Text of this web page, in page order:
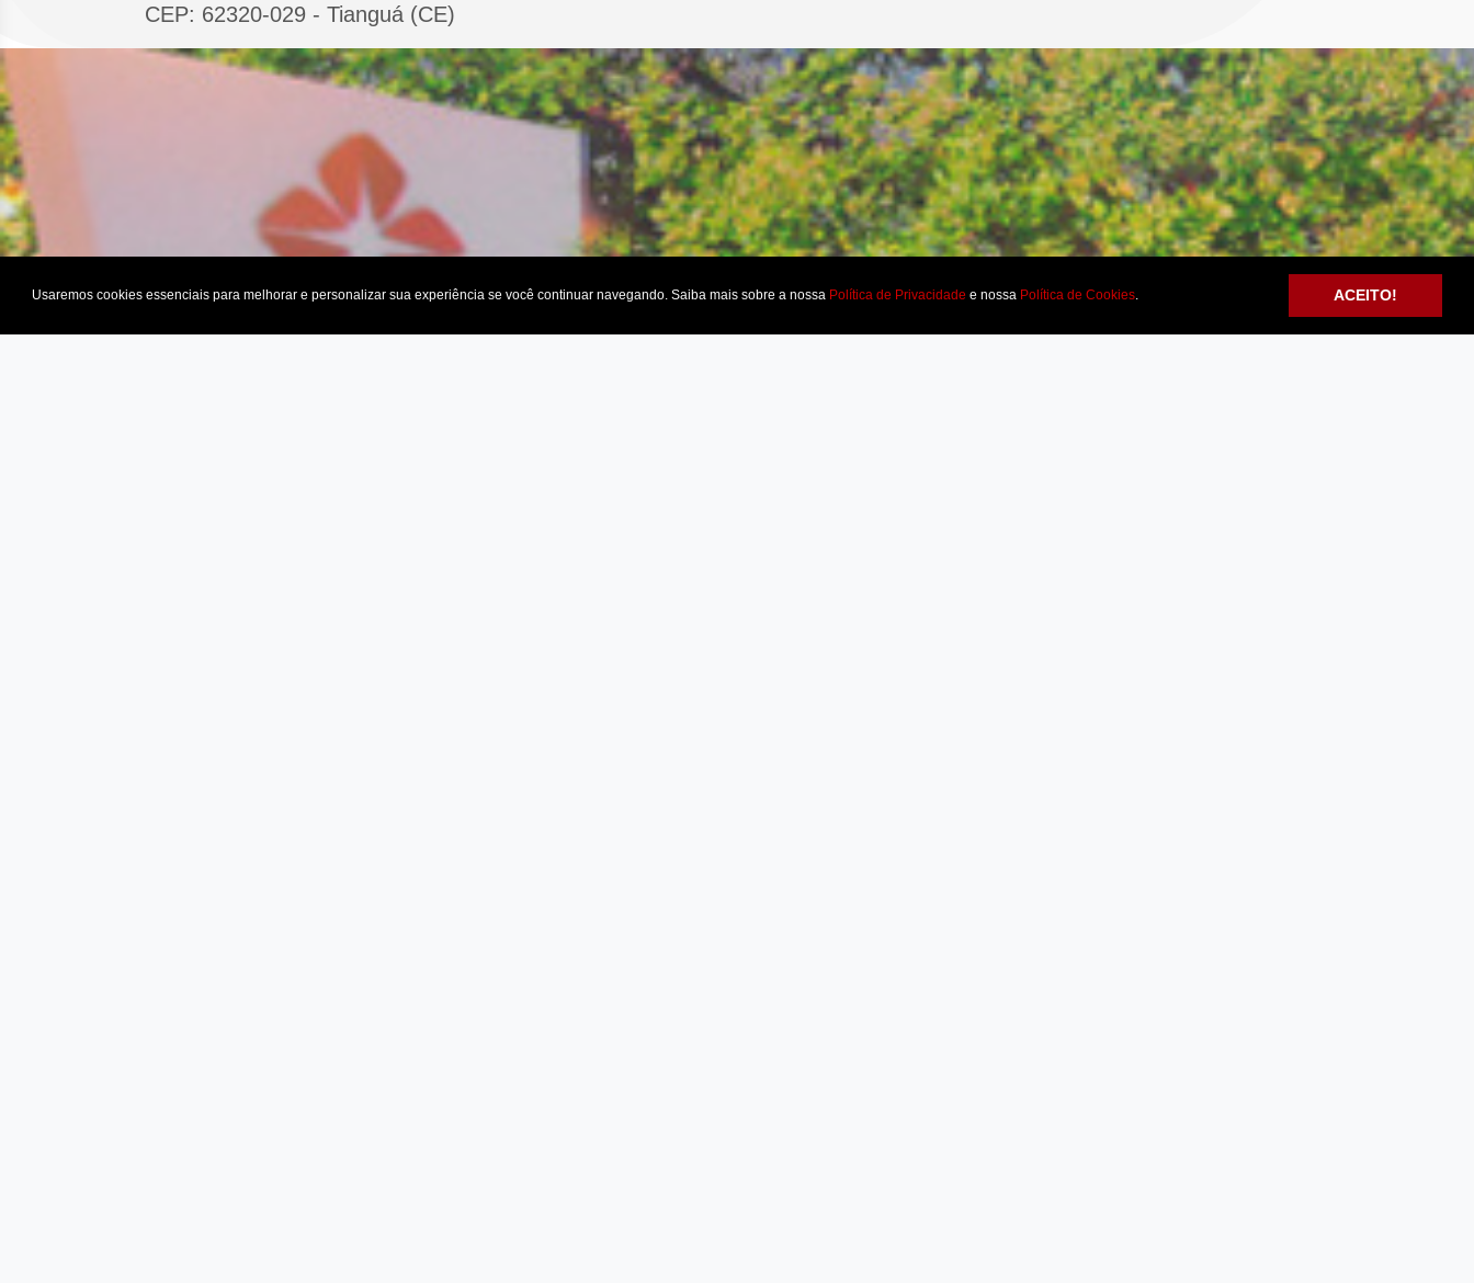
Usaremos cookies essenciais para melhorar e personalizar sua experiência se você continuar navegando. Saiba mais sobre a nossa Política de Privacidade e nossa Política de Cookies. ACEITO!
CEP: 62320-029 - Tianguá (CE)